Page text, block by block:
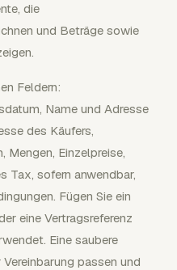
die
und Beträge sowie
Feldern:
Name und Adresse
des Käufers,
Mengen, Einzelpreise,
Tax, sofern anwendbar,
Fügen Sie ein
eine Vertragsreferenz
Eine saubere
passen und